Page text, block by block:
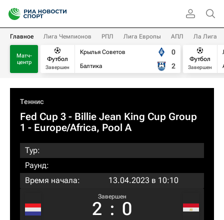
Главное Лига Чемпионов РПЛ Лига Европы АПЛ Ла Лига
Матч-
центр
Футбол
Завершен
Крылья Советов
Балтика
0
2
Футбол
Завершен
Теннис
Fed Cup 3 - Billie Jean King Cup Group
1 - Europe/Africa, Pool A
Тур:
Раунд:
Время начала:
13.04.2023 в 10:10
Завершен
2 : 0